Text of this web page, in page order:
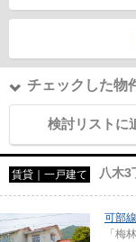
チェックした物
検討リストに
賃貸｜一戸建て 八木3
可部線
「梅